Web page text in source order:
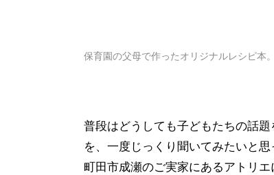
保育園の父母で作ったオリジナルレシピ本
普段はどうしても子どもたちの話
を、一度じっくり聞いてみたいと
町田市成瀬のご実家にあるアトリエ